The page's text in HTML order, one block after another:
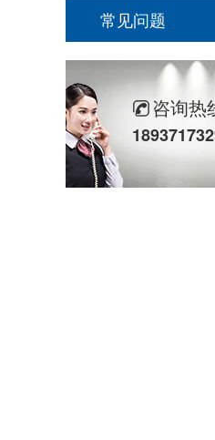
常见问题
咨询热